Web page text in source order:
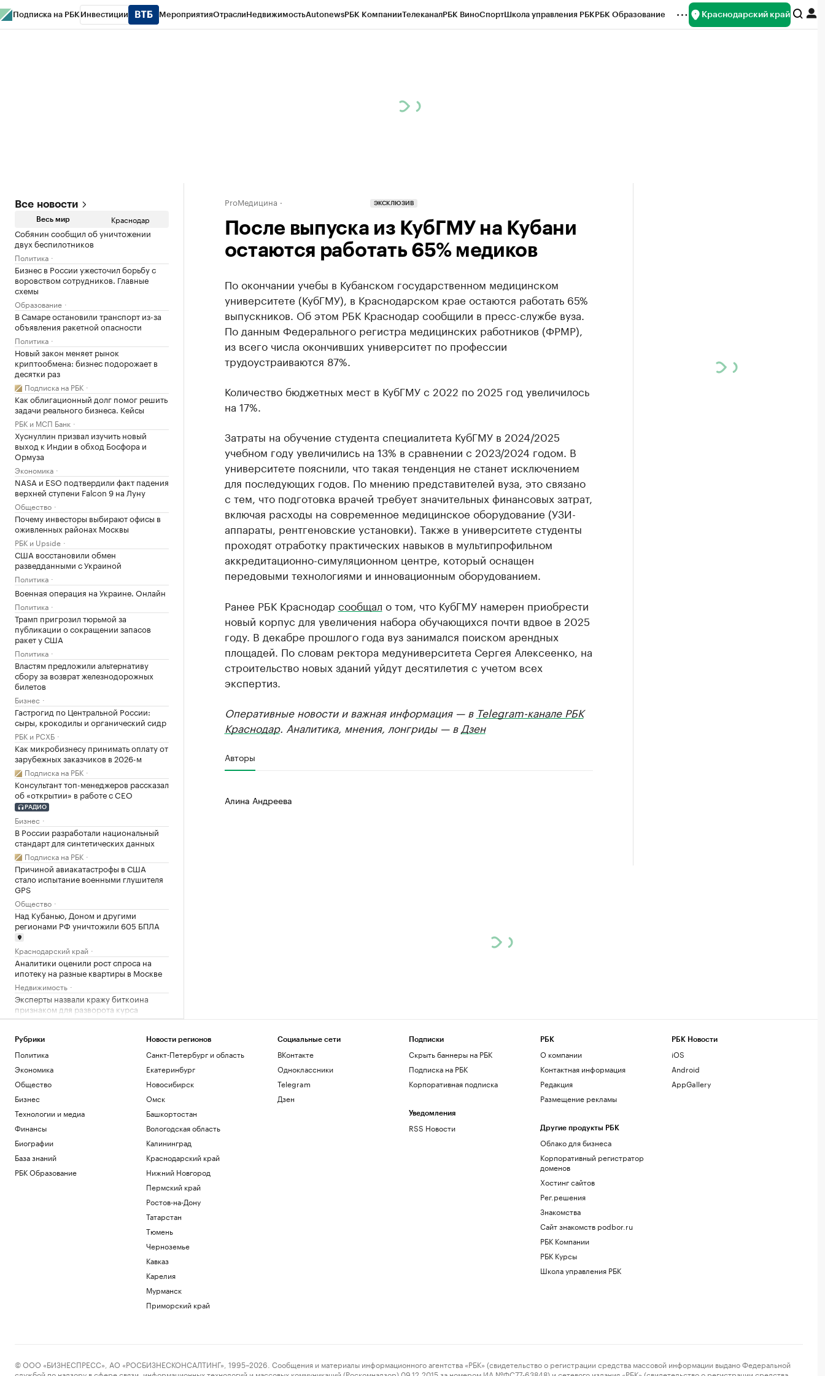
Подписка на РБК Инвестиции МероприятияОтраслиНедвижимостьAutonewsРБК КомпанииТелеканалРБК ВиноСпортШкола управления РБКРБК Образование Краснодарский край
Все новости
Весь мир Краснодар
Собянин сообщил об уничтожении
двух беспилотников
Политика
Бизнес в России ужесточил борьбу с
воровством сотрудников. Главные
схемы
Образование
В Самаре остановили транспорт из-за
объявления ракетной опасности
Политика
Новый закон меняет рынок
криптообмена: бизнес подорожает в
десятки раз
Подписка на РБК
Как облигационный долг помог решить
задачи реального бизнеса. Кейсы
РБК и МСП Банк
Хуснуллин призвал изучить новый
выход к Индии в обход Босфора и
Ормуза
Экономика
NASA и ESO подтвердили факт падения
верхней ступени Falcon 9 на Луну
Общество
Почему инвесторы выбирают офисы в
оживленных районах Москвы
РБК и Upside
США восстановили обмен
разведданными с Украиной
Политика
Военная операция на Украине. Онлайн
Политика
Трамп пригрозил тюрьмой за
публикации о сокращении запасов
ракет у США
Политика
Властям предложили альтернативу
сбору за возврат железнодорожных
билетов
Бизнес
Гастрогид по Центральной России:
сыры, крокодилы и органический сидр
РБК и РСХБ
Как микробизнесу принимать оплату от
зарубежных заказчиков в 2026-м
Подписка на РБК
Консультант топ-менеджеров рассказал
об «открытии» в работе с CEO
РАДИО
Бизнес
В России разработали национальный
стандарт для синтетических данных
Подписка на РБК
Причиной авиакатастрофы в США
стало испытание военными глушителя
GPS
Общество
Над Кубанью, Доном и другими
регионами РФ уничтожили 605 БПЛА
Краснодарский край
Аналитики оценили рост спроса на
ипотеку на разные квартиры в Москве
Недвижимость
Эксперты назвали кражу биткоина
признаком для разворота курса
Крипто
ProМедицина ЭКСКЛЮЗИВ
После выпуска из КубГМУ на Кубани
остаются работать 65% медиков
По окончании учебы в Кубанском государственном медицинском
университете (КубГМУ), в Краснодарском крае остаются работать 65%
выпускников. Об этом РБК Краснодар сообщили в пресс-службе вуза.
По данным Федерального регистра медицинских работников (ФРМР),
из всего числа окончивших университет по профессии
трудоустраиваются 87%.
Количество бюджетных мест в КубГМУ с 2022 по 2025 год увеличилось
на 17%.
Затраты на обучение студента специалитета КубГМУ в 2024/2025
учебном году увеличились на 13% в сравнении с 2023/2024 годом. В
университете пояснили, что такая тенденция не станет исключением
для последующих годов. По мнению представителей вуза, это связано
с тем, что подготовка врачей требует значительных финансовых затрат,
включая расходы на современное медицинское оборудование (УЗИ-
аппараты, рентгеновские установки). Также в университете студенты
проходят отработку практических навыков в мультипрофильном
аккредитационно-симуляционном центре, который оснащен
передовыми технологиями и инновационным оборудованием.
Ранее РБК Краснодар сообщал о том, что КубГМУ намерен приобрести
новый корпус для увеличения набора обучающихся почти вдвое в 2025
году. В декабре прошлого года вуз занимался поиском арендных
площадей. По словам ректора медуниверситета Сергея Алексеенко, на
строительство новых зданий уйдут десятилетия с учетом всех
экспертиз.
Оперативные новости и важная информация — в Telegram-канале РБК
Краснодар. Аналитика, мнения, лонгриды — в Дзен
Авторы
Алина Андреева
Рубрики
Политика
Экономика
Общество
Бизнес
Технологии и медиа
Финансы
Биографии
База знаний
РБК Образование
Новости регионов
Санкт-Петербург и область
Екатеринбург
Новосибирск
Омск
Башкортостан
Вологодская область
Калининград
Краснодарский край
Нижний Новгород
Пермский край
Ростов-на-Дону
Татарстан
Тюмень
Черноземье
Кавказ
Карелия
Мурманск
Приморский край
Социальные сети
ВКонтакте
Одноклассники
Telegram
Дзен
Подписки
Скрыть баннеры на РБК
Подписка на РБК
Корпоративная подписка
Уведомления
RSS Новости
РБК
О компании
Контактная информация
Редакция
Размещение рекламы
Другие продукты РБК
Облако для бизнеса
Корпоративный регистратор
доменов
Хостинг сайтов
Рег.решения
Знакомства
Сайт знакомств podbor.ru
РБК Компании
РБК Курсы
Школа управления РБК
РБК Новости
iOS
Android
AppGallery
© ООО «БИЗНЕСПРЕСС», АО «РОСБИЗНЕСКОНСАЛТИНГ», 1995–2026. Сообщения и материалы информационного агентства «РБК» (свидетельство о регистрации средства массовой информации выдано Федеральной